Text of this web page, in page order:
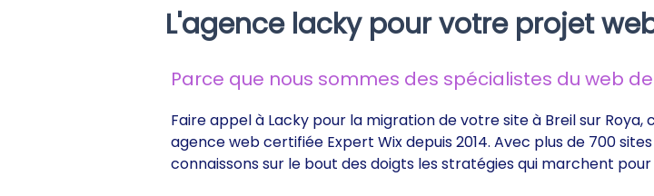
L'agence lacky pour votre projet
Parce que nous sommes des spécialistes du web
Faire appel à Lacky pour la migration de votre site à Breil sur
agence web certifiée Expert Wix depuis 2014. Avec plus de 700
connaissons sur le bout des doigts les stratégies qui marchent